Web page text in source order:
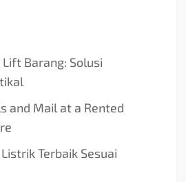
Barang: Solusi
and Mail at a Rented
Terbaik Sesuai